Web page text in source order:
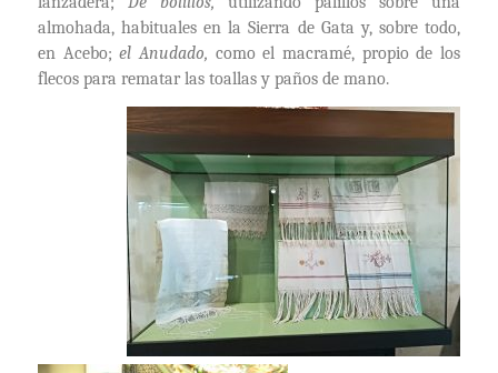
almohada, habituales en la Sierra de Gata y, sobre todo,
en Acebo;el Anudado, como el macramé, propio de los
flecos para rematar las toallas y paños de mano.